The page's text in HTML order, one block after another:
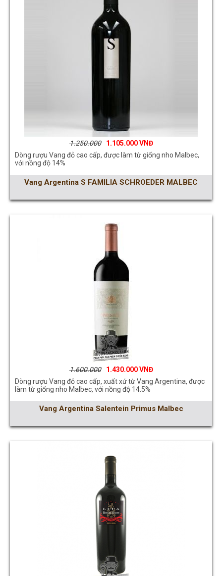
1.250.000
1.105.000
Dòng rượu Vang đỏ cao cấp, được làm từ giống nho Malbec,
với nồng độ 14%
Vang Argentina S FAMILIA SCHROEDER MALBEC
1.600.000
1.430.000
Dòng rượu Vang đỏ cao cấp, xuất xứ từ Vang Argentina, được
làm từ giống nho Malbec, với nồng độ 14.5%
Vang Argentina Salentein Primus Malbec